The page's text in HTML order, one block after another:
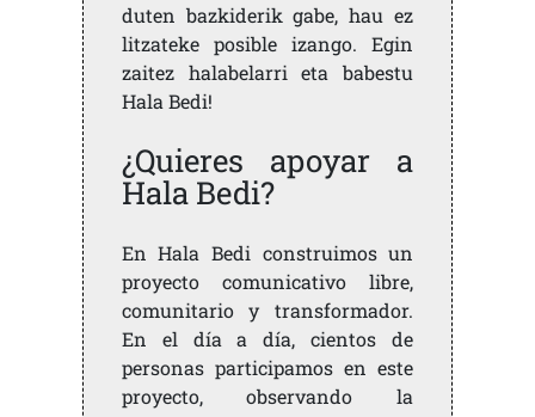
duten bazkiderik gabe, hau ez
litzateke posible izango. Egin
zaitez halabelarri eta babestu
Hala Bedi!
¿Quieres apoyar a
Hala Bedi?
En Hala Bedi construimos un
proyecto comunicativo libre,
comunitario y transformador.
En el día a día, cientos de
personas participamos en este
proyecto, observando la